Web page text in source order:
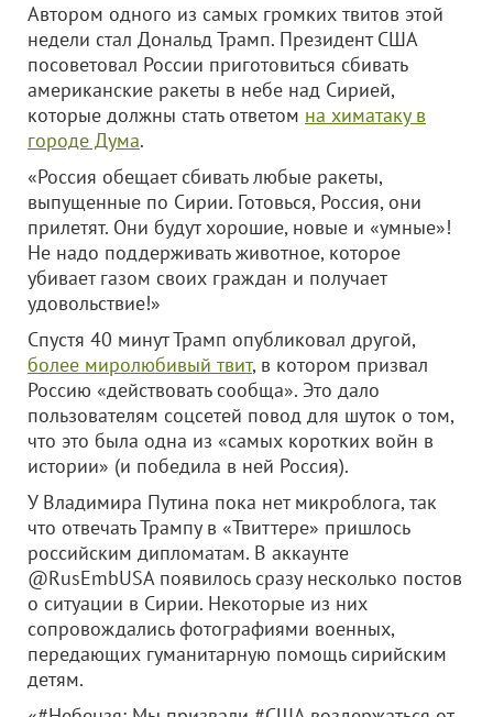
Автором одного из самых громких твитов этой
недели стал Дональд Трамп. Президент США
посоветовал России приготовиться сбивать
американские ракеты в небе над Сирией,
которые должны стать ответом на химатаку в
городе Дума.
«Россия обещает сбивать любые ракеты,
выпущенные по Сирии. Готовься, Россия, они
прилетят. Они будут хорошие, новые и «умные»!
Не надо поддерживать животное, которое
убивает газом своих граждан и получает
удовольствие!»
Спустя 40 минут Трамп опубликовал другой,
более миролюбивый твит, в котором призвал
Россию «действовать сообща». Это дало
пользователям соцсетей повод для шуток о том,
что это была одна из «самых коротких войн в
истории» (и победила в ней Россия).
У Владимира Путина пока нет микроблога, так
что отвечать Трампу в «Твиттере» пришлось
российским дипломатам. В аккаунте
@RusEmbUSA появилось сразу несколько постов
о ситуации в Сирии. Некоторые из них
сопровождались фотографиями военных,
передающих гуманитарную помощь сирийским
детям.